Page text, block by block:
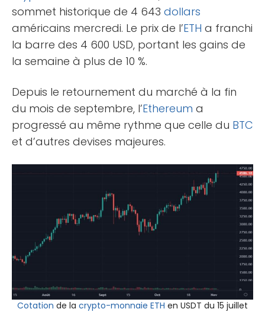
sommet historique de 4 643 dollars
américains mercredi. Le prix de l’ETH a franchi
la barre des 4 600 USD, portant les gains de
la semaine à plus de 10 %.
Depuis le retournement du marché à la fin
du mois de septembre, l’Ethereum a
progressé au même rythme que celle du BTC
et d’autres devises majeures.
Cotation de la crypto-monnaie ETH en USDT du 15 juillet